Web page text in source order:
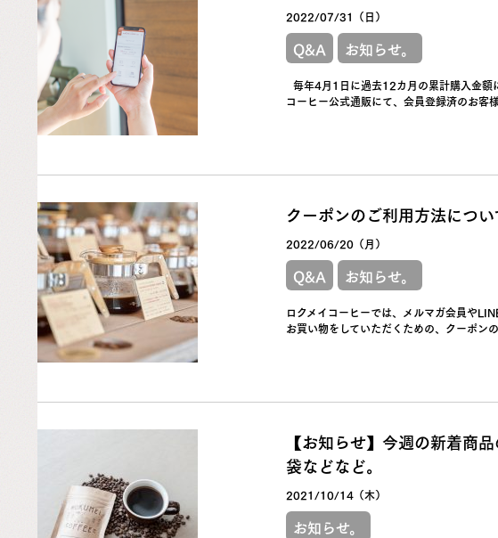
2022/07/31（日）
Q&A お知らせ。
毎年4月1日に過去12カ月の累計購入金額
コーヒー公式通販にて、会員登録済のお
クーポンのご利用方法につい
2022/06/20（月）
Q&A お知らせ。
ロクメイコーヒーでは、メルマガ会員や
お買い物をしていただくための、クーポ
【お知らせ】今週の新着商
袋などなど。
2021/10/14（木）
お知らせ。